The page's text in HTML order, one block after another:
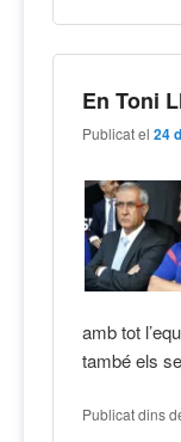
En Toni
Publicat el24
amb tot
també els
Publicat dins